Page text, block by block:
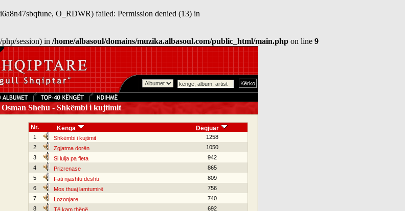
O_RDWR) failed: Permission denied (13) in
session) in /home/albasoul/domains/muzika.albasoul.com/public_html/main.php on line 9
Osman Shehu - Shkëmbi i kujtimit
Nr. Kënga Dëgjuar
1 Shkëmbi i kujtimit
1258
2
Zgjatma dorën
1050
3
Si lulja pa fleta
942
4
Prizrenase
865
5
Fati njashtu deshti
809
6
Mos thuaj lamtumirë
756
7
Lozonjare
740
8
Të kam thënë
692